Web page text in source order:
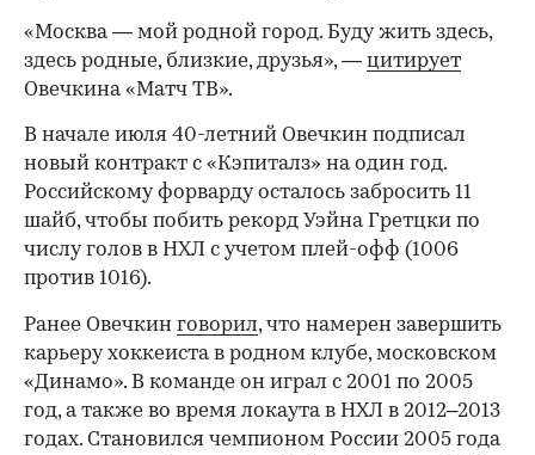
«Москва — мой родной город. Буду жить здесь,
здесь родные, близкие, друзья», — цитирует
Овечкина «Матч ТВ».
В начале июля 40-летний Овечкин подписал
новый контракт с «Кэпиталз» на один год.
Российскому форварду осталось забросить 11
шайб, чтобы побить рекорд Уэйна Гретцки по
числу голов в НХЛ с учетом плей-офф (1006
против 1016).
Ранее Овечкин говорил, что намерен завершить
карьеру хоккеиста в родном клубе, московском
«Динамо». В команде он играл с 2001 по 2005
год, а также во время локаута в НХЛ в 2012–2013
годах. Становился чемпионом России 2005 года